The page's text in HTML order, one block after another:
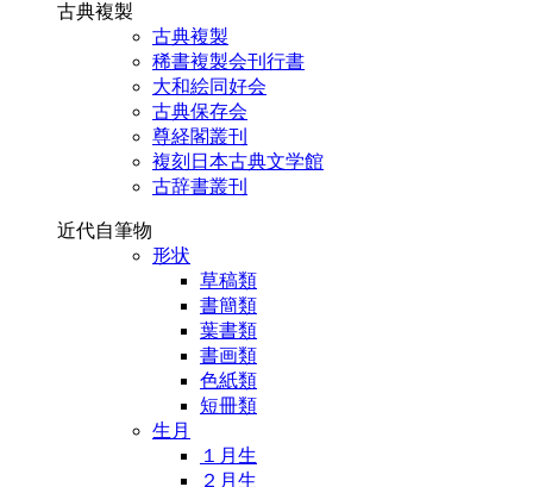
古典複製
古典複製
稀書複製会刊行書
大和絵同好会
古典保存会
尊経閣叢刊
複刻日本古典文学館
古辞書叢刊
近代自筆物
形状
草稿類
書簡類
葉書類
書画類
色紙類
短冊類
生月
１月生
２月生